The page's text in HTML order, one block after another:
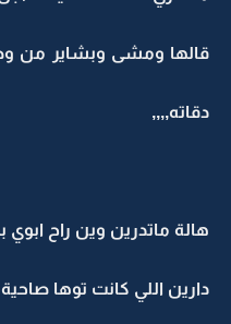
قالها ومشى وبشاير من
دقاته,,,,
هالة ماتدرين وين راح ابوي
دارين اللي كانت توها صاحية